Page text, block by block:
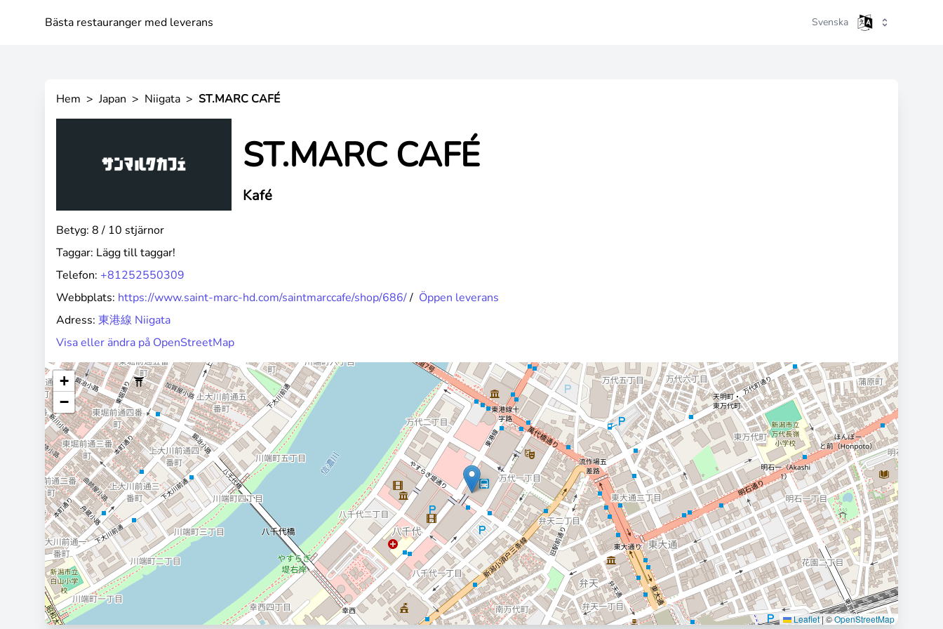
Bästa restauranger med leverans Svenska
Hem > Japan > Niigata > ST.MARC CAFÉ
ST.MARC CAFÉ
Kafé
Betyg: 8 / 10 stjärnor
Taggar: Lägg till taggar!
Telefon: +81252550309
Webbplats: https://www.saint-marc-hd.com/saintmarccafe/shop/686// Öppen leverans
Adress: 東港線 Niigata
Visa eller ändra på OpenStreetMap
+
−
Leaflet|©OpenStreetMap